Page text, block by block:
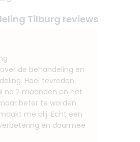
Tilburg reviews
de behandeling en
Heel tevreden
na 2 maanden en het
beter te worden.
me blij. Echt een
en daarmee